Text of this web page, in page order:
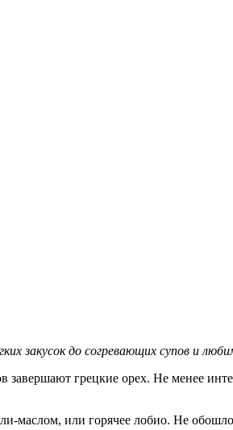
закусок до согревающих супов и
грецкие орех. Не менее
маслом, или горячее лобио. Не